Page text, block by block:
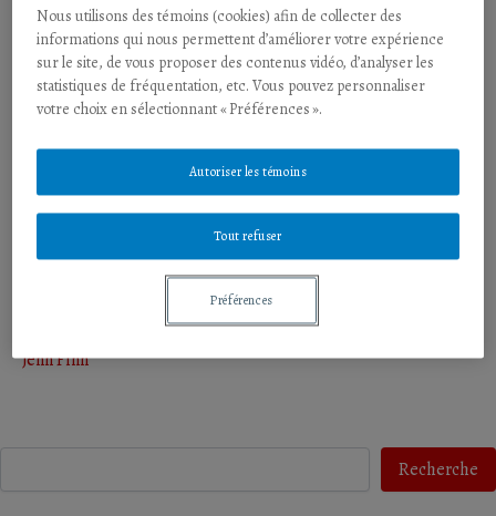
Publié le 20 Décembre 2024|Article(Vol. 1 (2024): La honte)
Fin de l’année 2022 à août 2024
François Cadiou,Valérie Toureille,Paul Vo-haetMathias
Publié le 20 Décembre 2024|Article(Vol. 1 (2024): La honte)
De la valeur de la lâcheté dans l’étude de
l’histoire de la guerre antique
Jenn Finn
Recherche
Nous utilisons des témoins (cookies) afin de collecter des
informations qui nous permettent d’améliorer votre expérience
sur le site, de vous proposer des contenus vidéo, d’analyser les
statistiques de fréquentation, etc. Vous pouvez personnaliser
votre choix en sélectionnant « Préférences ».
Tout refuser
Autoriser les témoins
Préférences